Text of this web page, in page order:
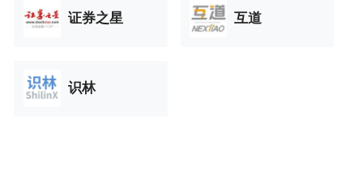
证券之星 互道
识林